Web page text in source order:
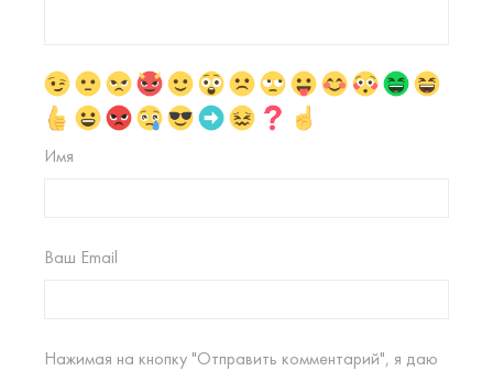
Имя
Ваш Email
Нажимая на кнопку "Отправить комментарий", я даю